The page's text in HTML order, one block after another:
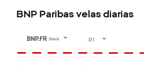
BNP Paribas velas diarias